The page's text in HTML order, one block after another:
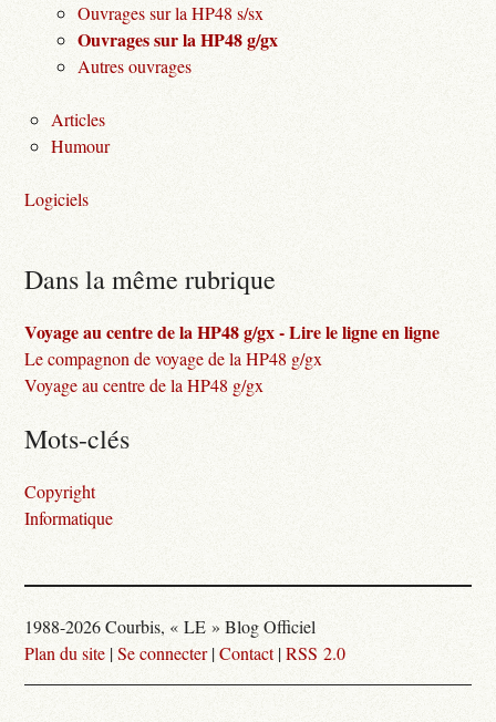
Ouvrages sur la HP48 s/sx
Ouvrages sur la HP48 g/gx
Autres ouvrages
Articles
Humour
Logiciels
Dans la même rubrique
Voyage au centre de la HP48 g/gx - Lire le ligne en ligne
Le compagnon de voyage de la HP48 g/gx
Voyage au centre de la HP48 g/gx
Mots-clés
Copyright
Informatique
1988-2026 Courbis, « LE » Blog Officiel
Plan du site |Se connecter|Contact|RSS 2.0